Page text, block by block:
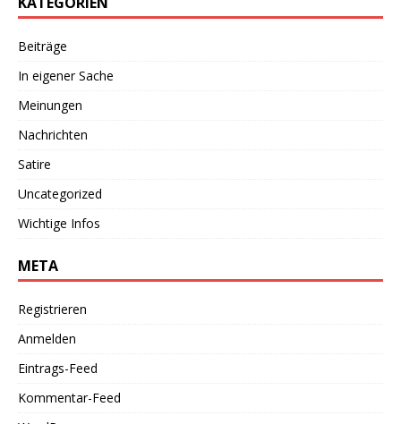
Beiträge
In eigener Sache
Meinungen
Nachrichten
Satire
Uncategorized
Wichtige Infos
META
Registrieren
Anmelden
Eintrags-Feed
Kommentar-Feed